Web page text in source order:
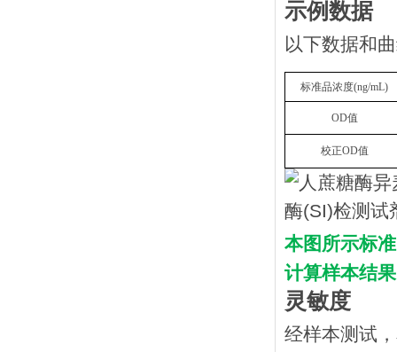
示例数据
以下数据和
标准品浓度(ng/mL)
OD值
校正OD值
本图所示标
计算样本结果
灵敏度
经样本测试